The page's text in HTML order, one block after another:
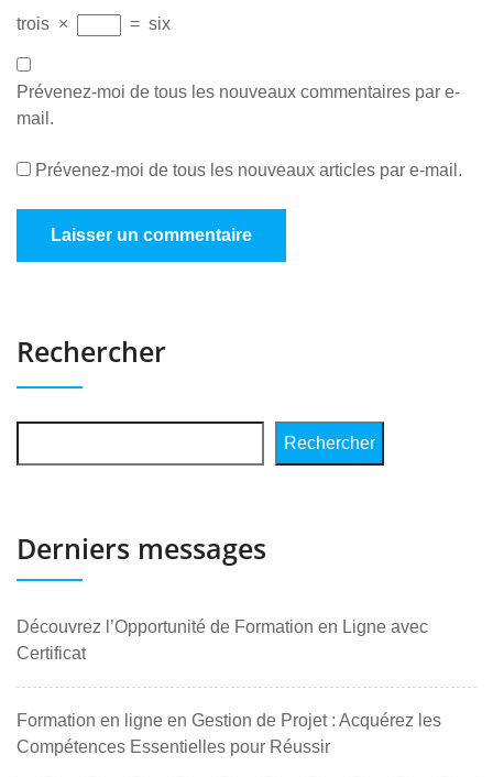
trois × = six
Prévenez-moi de tous les nouveaux commentaires par e-
mail.
Prévenez-moi de tous les nouveaux articles par e-mail.
Rechercher
Rechercher
Derniers messages
Découvrez l’Opportunité de Formation en Ligne avec
Certificat
Formation en ligne en Gestion de Projet : Acquérez les
Compétences Essentielles pour Réussir